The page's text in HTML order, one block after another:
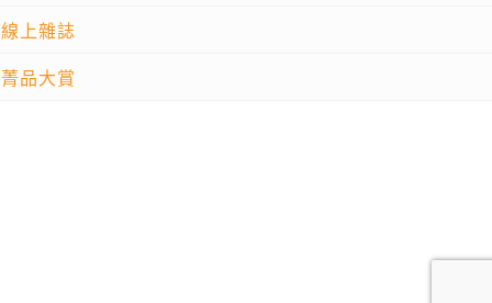
線上雜誌
菁品大賞